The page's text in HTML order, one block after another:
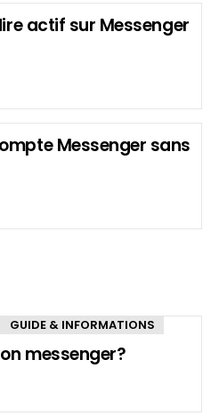
actif sur Messenger
Messenger sans
GUIDE & INFORMATIONS
messenger?